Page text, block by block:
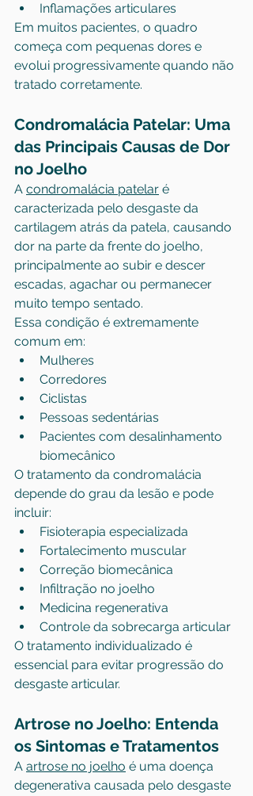
Inflamações articulares
Em muitos pacientes, o quadro
começa com pequenas dores e
evolui progressivamente quando não
tratado corretamente.
Condromalácia Patelar: Uma
das Principais Causas de Dor
no Joelho
A condromalácia patelar é
caracterizada pelo desgaste da
cartilagem atrás da patela, causando
dor na parte da frente do joelho,
principalmente ao subir e descer
escadas, agachar ou permanecer
muito tempo sentado.
Essa condição é extremamente
comum em:
Mulheres
Corredores
Ciclistas
Pessoas sedentárias
Pacientes com desalinhamento
biomecânico
O tratamento da condromalácia
depende do grau da lesão e pode
incluir:
Fisioterapia especializada
Fortalecimento muscular
Correção biomecânica
Infiltração no joelho
Medicina regenerativa
Controle da sobrecarga articular
O tratamento individualizado é
essencial para evitar progressão do
desgaste articular.
Artrose no Joelho: Entenda
os Sintomas e Tratamentos
A artrose no joelho é uma doença
degenerativa causada pelo desgaste